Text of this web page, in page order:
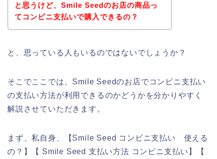
と思うけど、Smile Seedのお店の商品っ
てコンビニ支払いで購入できるの？
と、思っている人もいるのではないでしょうか？
そこでここでは、Smile Seedのお店でコンビニ支払い
の支払い方法が利用できるのかどうかを分かりやすく
解説させていただきます。
まず、私自身、【Smile Seed コンビニ支払い 使える
の？】【 Smile Seed 支払い方法 コンビニ支払い】【